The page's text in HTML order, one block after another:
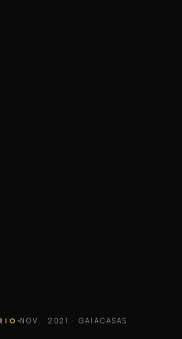
NOV.. 2021 · GAIACASAS